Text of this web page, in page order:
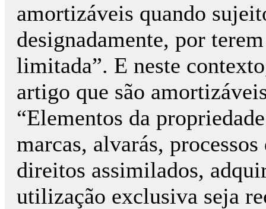
amortizáveis quando
designadamente, por
limitada”. E neste
artigo que são
“Elementos da
marcas, alvarás,
direitos assimilados,
utilização exclusiva seja